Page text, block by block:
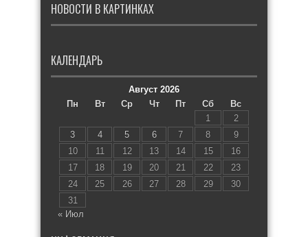
НОВОСТИ В КАРТИНКАХ
КАЛЕНДАРЬ
Август 2026
Пн
Вт Ср Чт Пт Сб
Вс
1
2
3
4 5 6 7 8
9
10
11 12 13 14 15
16
17
18 19 20 21 22
23
24
25 26 27 28 29
30
31
« Июл